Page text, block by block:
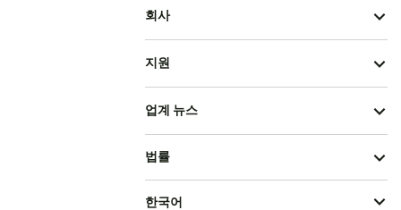
회사
지원
업계 뉴스
법률
한국어